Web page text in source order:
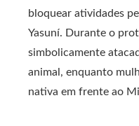
bloquear atividades
Yasuní. Durante o
simbolicamente
animal, enquanto
nativa em frente ao